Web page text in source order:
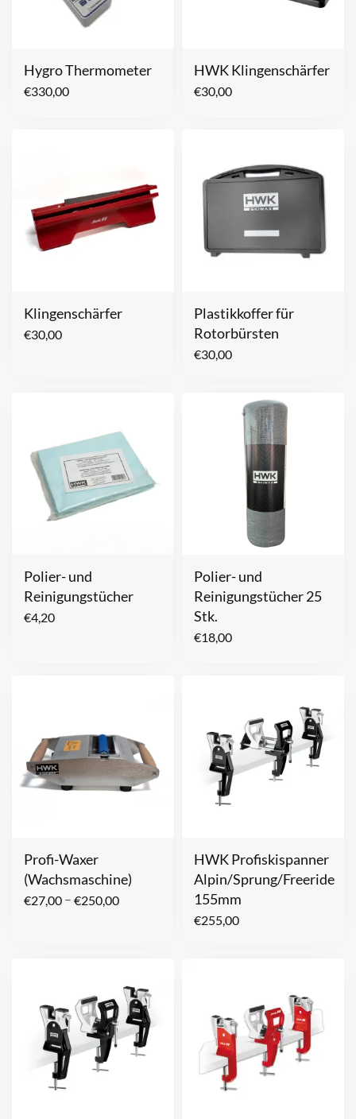
Hygro Thermometer
€330,00
HWK Klingenschärfer
€30,00
Klingenschärfer
€30,00
Plastikkoffer für
Rotorbürsten
€30,00
Polier- und
Reinigungstücher
€4,20
Polier- und
Reinigungstücher 25
Stk.
€18,00
Profi-Waxer
(Wachsmaschine)
€27,00 – €250,00
HWK Profiskispanner
Alpin/Sprung/Freeride
155mm
€255,00